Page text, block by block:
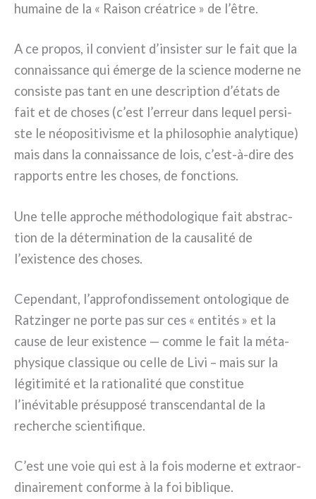
humai­ne de la « Raison créa­tri­ce » de l’être.
A ce pro­pos, il con­vient d’insister sur le fait que la
con­nais­san­ce qui émer­ge de la scien­ce moder­ne ne
con­si­ste pas tant en une descrip­tion d’états de
fait et de cho­ses (c’est l’erreur dans lequel per­si­
ste le néo­po­si­ti­vi­sme et la phi­lo­so­phie ana­ly­ti­que)
mais dans la con­nais­san­ce de lois, c’est-à-dire des
rap­ports entre les cho­ses, de fonc­tions.
Une tel­le appro­che métho­do­lo­gi­que fait abstrac­
tion de la déter­mi­na­tion de la cau­sa­li­té de
l’existence des cho­ses.
Cependant, l’approfondissement onto­lo­gi­que de
Ratzinger ne por­te pas sur ces « enti­tés » et la
cau­se de leur exi­sten­ce — com­me le fait la méta­
phy­si­que clas­si­que ou cel­le de Livi – mais sur la
légi­ti­mi­té et la ratio­na­li­té que con­sti­tue
l’inévitable pré­sup­po­sé trans­cen­dan­tal de la
recher­che scien­ti­fi­que.
C’est une voie qui est à la fois moder­ne et extraor­
di­nai­re­ment con­for­me à la foi bibli­que.